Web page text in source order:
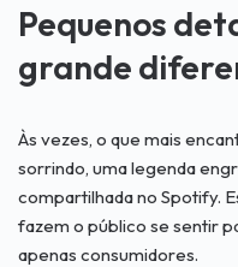
Pequenos
grande
Às vezes, o que mais
sorrindo, uma legenda
compartilhada no Spotify.
fazem o público se sentir
apenas consumidores.